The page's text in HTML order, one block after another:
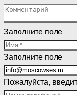
Заполните поле
Заполните поле
Пожалуйста,